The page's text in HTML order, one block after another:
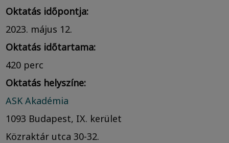
Oktatás időpontja:
2023. május 12.
Oktatás időtartama:
420 perc
Oktatás helyszíne:
ASK Akadémia
1093 Budapest, IX. kerület
Közraktár utca 30-32.